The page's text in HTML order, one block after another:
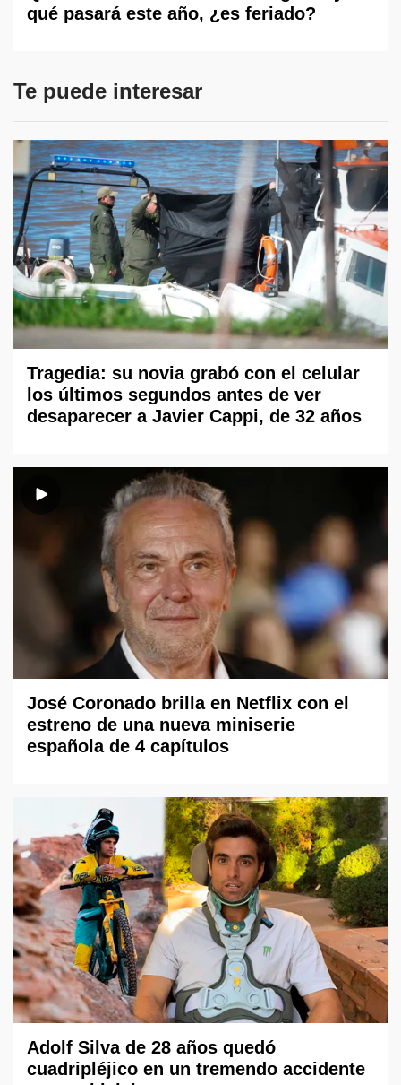
qué pasará este año, ¿es feriado?
Te puede interesar
Tragedia: su novia grabó con el celular
los últimos segundos antes de ver
desaparecer a Javier Cappi, de 32 años
José Coronado brilla en Netflix con el
estreno de una nueva miniserie
española de 4 capítulos
Adolf Silva de 28 años quedó
cuadripléjico en un tremendo accidente